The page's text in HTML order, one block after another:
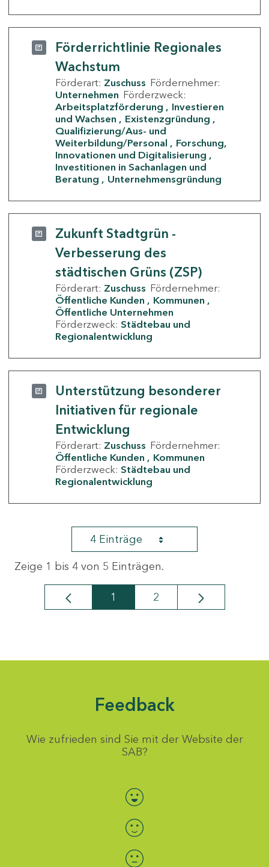
Förderrichtlinie Regionales
Wachstum
Förderart: Zuschuss Fördernehmer:
Unternehmen Förderzweck:
Arbeitsplatzförderung
Investieren
und Wachsen
Existenzgründung
Qualifizierung/Aus- und
Weiterbildung/Personal
Forschung,
Innovationen und Digitalisierung
Investitionen in Sachanlagen und
Beratung
Unternehmensgründung
Zukunft Stadtgrün -
Verbesserung des
städtischen Grüns (ZSP)
Förderart: Zuschuss Fördernehmer:
Öffentliche Kunden
Kommunen
Öffentliche Unternehmen
Förderzweck: Städtebau und
Regionalentwicklung
Unterstützung besonderer
Initiativen für regionale
Entwicklung
Förderart: Zuschuss Fördernehmer:
Öffentliche Kunden
Kommunen
Förderzweck: Städtebau und
Regionalentwicklung
4 Einträge
Zeige 1 bis 4 von 5 Einträgen.
Seite
1 Seite
2
Feedback
Wie zufrieden sind Sie mit der Website der
SAB?
Bewertung auswählen